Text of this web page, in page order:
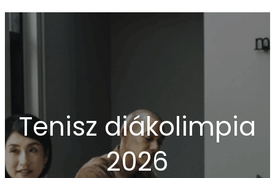
Tenisz diákolimpia
2026